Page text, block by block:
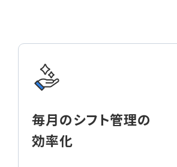
毎月のシフト管理の
効率化